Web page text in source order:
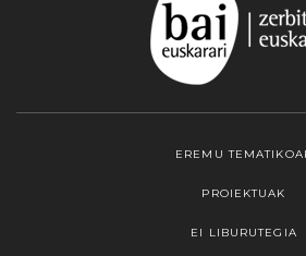
EREMU
PROIEKTUAK
EI LIBURUTEGIA